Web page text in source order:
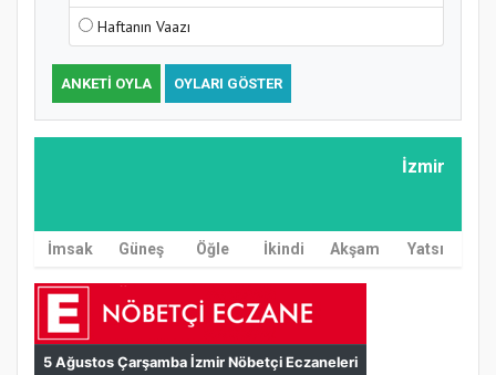
Haftanın Vaazı
ANKETI OYLA OYLARI GÖSTER
İzmir
İmsak Güneş Öğle İkindi Akşam Yatsı